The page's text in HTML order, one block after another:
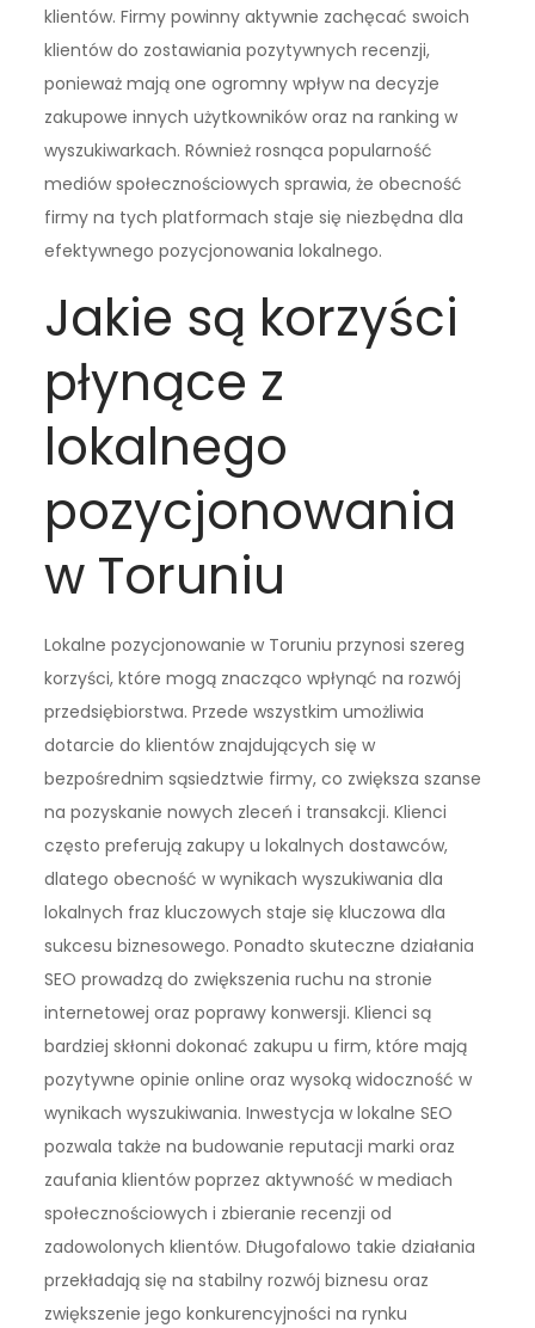
klientów. Firmy powinny aktywnie zachęcać swoich
klientów do zostawiania pozytywnych recenzji,
ponieważ mają one ogromny wpływ na decyzje
zakupowe innych użytkowników oraz na ranking w
wyszukiwarkach. Również rosnąca popularność
mediów społecznościowych sprawia, że obecność
firmy na tych platformach staje się niezbędna dla
efektywnego pozycjonowania lokalnego.
Jakie są korzyści
płynące z
lokalnego
pozycjonowania
w Toruniu
Lokalne pozycjonowanie w Toruniu przynosi szereg
korzyści, które mogą znacząco wpłynąć na rozwój
przedsiębiorstwa. Przede wszystkim umożliwia
dotarcie do klientów znajdujących się w
bezpośrednim sąsiedztwie firmy, co zwiększa szanse
na pozyskanie nowych zleceń i transakcji. Klienci
często preferują zakupy u lokalnych dostawców,
dlatego obecność w wynikach wyszukiwania dla
lokalnych fraz kluczowych staje się kluczowa dla
sukcesu biznesowego. Ponadto skuteczne działania
SEO prowadzą do zwiększenia ruchu na stronie
internetowej oraz poprawy konwersji. Klienci są
bardziej skłonni dokonać zakupu u firm, które mają
pozytywne opinie online oraz wysoką widoczność w
wynikach wyszukiwania. Inwestycja w lokalne SEO
pozwala także na budowanie reputacji marki oraz
zaufania klientów poprzez aktywność w mediach
społecznościowych i zbieranie recenzji od
zadowolonych klientów. Długofalowo takie działania
przekładają się na stabilny rozwój biznesu oraz
zwiększenie jego konkurencyjności na rynku